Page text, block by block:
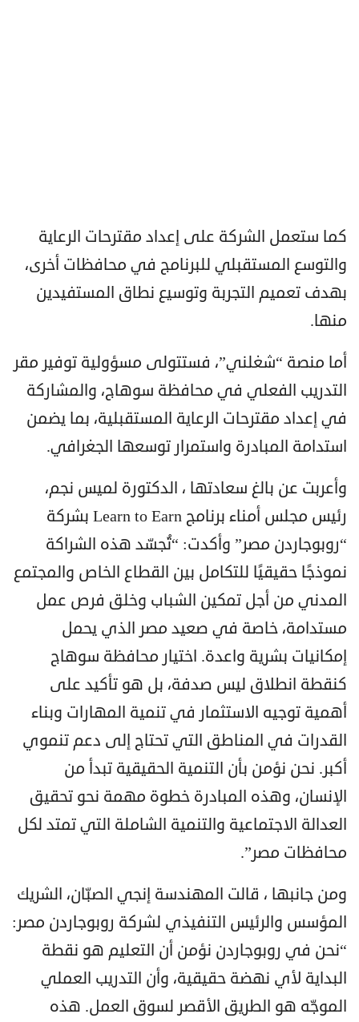
كما ستعمل الشركة على إعداد مقترحات الرعاية
والتوسع المستقبلي للبرنامج في محافظات أخرى،
بهدف تعميم التجربة وتوسيع نطاق المستفيدين
منها.
أما منصة “شغلني”، فستتولى مسؤولية توفير مقر
التدريب الفعلي في محافظة سوهاج، والمشاركة
في إعداد مقترحات الرعاية المستقبلية، بما يضمن
استدامة المبادرة واستمرار توسعها الجغرافي.
وأعربت عن بالغ سعادتها ، الدكتورة لميس نجم،
رئيس مجلس أمناء برنامج Learn to Earn بشركة
“روبوجاردن مصر” وأكدت: “تُجسّد هذه الشراكة
نموذجًا حقيقيًا للتكامل بين القطاع الخاص والمجتمع
المدني من أجل تمكين الشباب وخلق فرص عمل
مستدامة، خاصة في صعيد مصر الذي يحمل
إمكانيات بشرية واعدة. اختيار محافظة سوهاج
كنقطة انطلاق ليس صدفة، بل هو تأكيد على
أهمية توجيه الاستثمار في تنمية المهارات وبناء
القدرات في المناطق التي تحتاج إلى دعم تنموي
أكبر. نحن نؤمن بأن التنمية الحقيقية تبدأ من
الإنسان، وهذه المبادرة خطوة مهمة نحو تحقيق
العدالة الاجتماعية والتنمية الشاملة التي تمتد لكل
محافظات مصر”.
ومن جانبها ، قالت المهندسة إنجي الصبّان، الشريك
المؤسس والرئيس التنفيذي لشركة روبوجاردن مصر:
“نحن في روبوجاردن نؤمن أن التعليم هو نقطة
البداية لأي نهضة حقيقية، وأن التدريب العملي
الموجّه هو الطريق الأقصر لسوق العمل. هذه